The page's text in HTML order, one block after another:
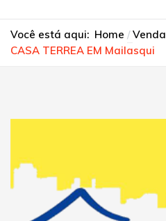
Você está aqui: Home Venda
CASA TERREA EM Mailasqui